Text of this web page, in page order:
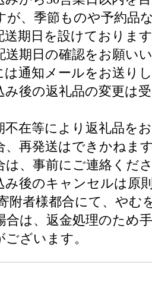
が、季節ものや予約品
送期日を設けておりま
送期日の確認をお願い
通知メールをお送り
み後の返礼品の変更は
不在等により返礼品を
、再発送はできかねま
は、事前にご連絡くだ
み後のキャンセルは原
附者様都合にて、やむ
合は、返金処理のため
ざいます。